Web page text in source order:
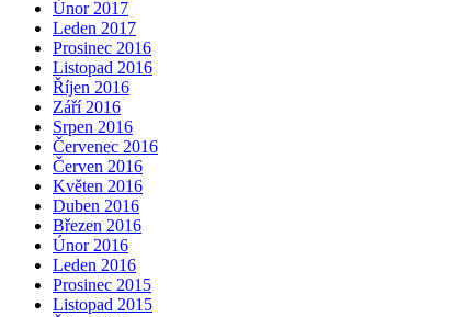
Únor 2017
Leden 2017
Prosinec 2016
Listopad 2016
Říjen 2016
Září 2016
Srpen 2016
Červenec 2016
Červen 2016
Květen 2016
Duben 2016
Březen 2016
Únor 2016
Leden 2016
Prosinec 2015
Listopad 2015